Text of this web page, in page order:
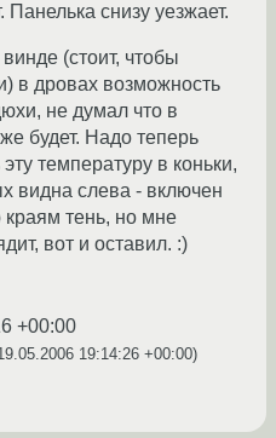
снизу уезжает.
(стоит, чтобы
в дровах возможность
не думал что в
будет. Надо теперь
температуру в коньки,
видна слева - включен
тень, но мне
вот и оставил. :)
+00:00
19:14:26 +00:00)